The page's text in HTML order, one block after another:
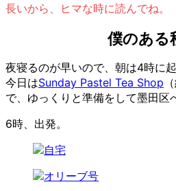
長いから、ヒマな時に読んでね。
僕のある
夜寝るのが早いので、朝は4時に起
今日はSunday Pastel Tea Shop
で、ゆっくりと準備をして墨田区
6時、出発。